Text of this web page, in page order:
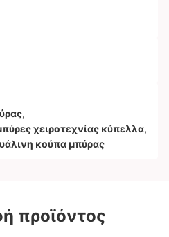
,
χειροτεχνίας κύπελλα,
κούπα μπύρας
προϊόντος